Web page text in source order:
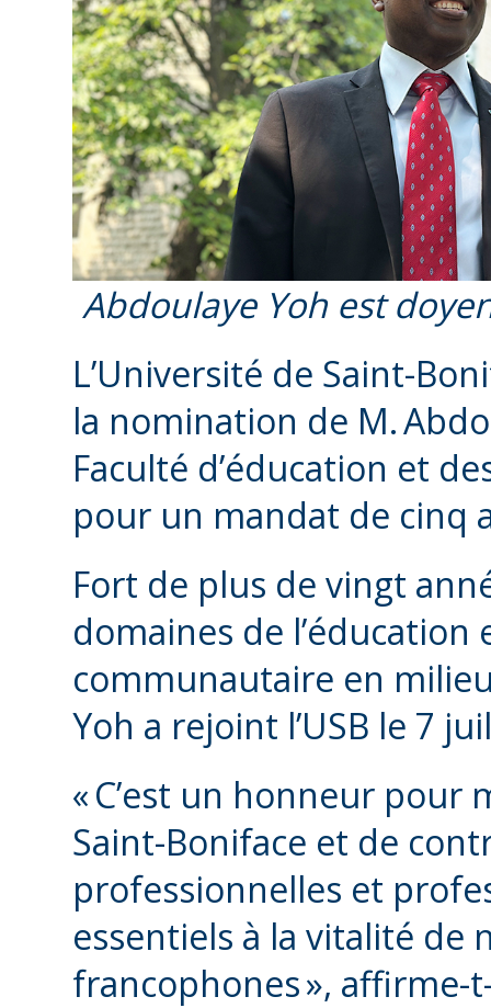
Abdoulaye Yoh est
L’Université de Saint-
la nomination de M.
Faculté d’éducation et
pour un mandat de cinq
Fort de plus de vingt
domaines de
communautaire en
Yoh a rejoint l’USB le 7
« C’est un honneur pour
Saint-Boniface et de
professionnelles et
essentiels à la vitalité de
francophones »,